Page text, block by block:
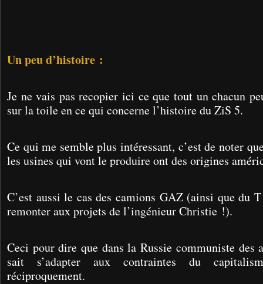
Un peu d’histoire :
Je ne vais pas recopier ici ce que tout un chacun
sur la toile en ce qui concerne l’histoire du ZiS 5.
Ce qui me semble plus intéressant, c’est de noter
les usines qui vont le produire ont des origines
C’est aussi le cas des camions GAZ (ainsi que du
remonter aux projets de l’ingénieur Christie !).
Ceci pour dire que dans la Russie communiste des
sait s’adapter aux contraintes du
réciproquement.